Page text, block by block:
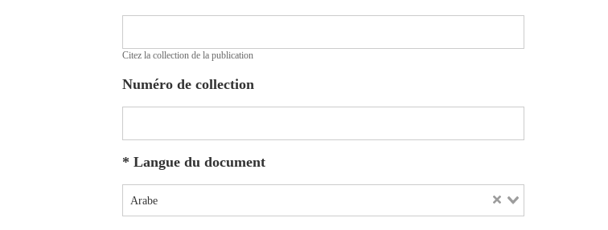
Citez la collection de la publication
Numéro de collection
* Langue du document
Arabe